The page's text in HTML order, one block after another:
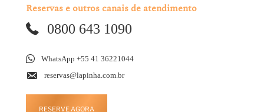
Reservas e outros canais de atendimento
0800 643 1090
WhatsApp +55 41 36221044
reservas@lapinha.com.br
RESERVE AGORA